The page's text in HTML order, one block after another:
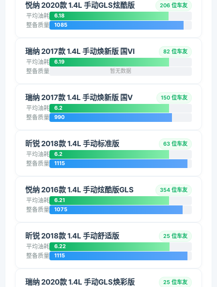
悦纳 2020款 1.4L 手动GLS炫酷版 206 位车友
平均油耗 6.18
整备质量 1085
瑞纳 2017款 1.4L 手动焕新版 国VI 82 位车友
平均油耗 6.19
整备质量 暂无数据
瑞纳 2017款 1.4L 手动焕新版 国V 150 位车友
平均油耗 6.2
整备质量 990
昕锐 2018款 1.4L 手动标准版 63 位车友
平均油耗 6.2
整备质量 1115
悦纳 2016款 1.4L 手动炫酷版GLS 354 位车友
平均油耗 6.21
整备质量 1075
昕锐 2018款 1.4L 手动舒适版 25 位车友
平均油耗 6.22
整备质量 1115
瑞纳 2020款 1.4L 手动GLS焕彩版 25 位车友